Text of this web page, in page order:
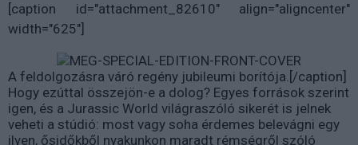
[caption id="attachment_82610" align="aligncenter"
width="625"]
A feldolgozásra váró regény jubileumi borítója.[/caption]
Hogy ezúttal összejön-e a dolog? Egyes források szerint
igen, és a Jurassic World világraszóló sikerét is jelnek
veheti a stúdió: most vagy soha érdemes belevágni egy
ilyen, ősidőkből nyakunkon maradt rémségről szóló